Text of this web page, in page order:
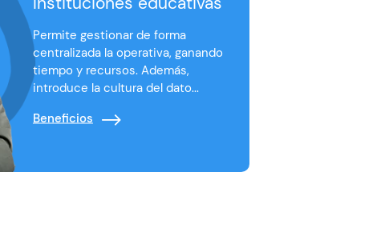
Permite gestionar de forma
centralizada la operativa, ganando
tiempo y recursos. Además,
introduce la cultura del dato...
Beneficios